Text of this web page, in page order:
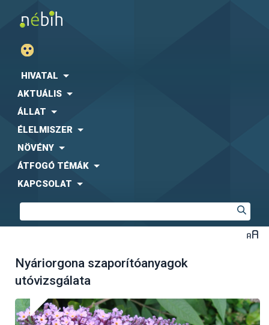
HIVATAL
AKTUÁLIS
ÁLLAT
ÉLELMISZER
NÖVÉNY
ÁTFOGÓ TÉMÁK
KAPCSOLAT
Nyáriorgona szaporítóanyagok
utóvizsgálata